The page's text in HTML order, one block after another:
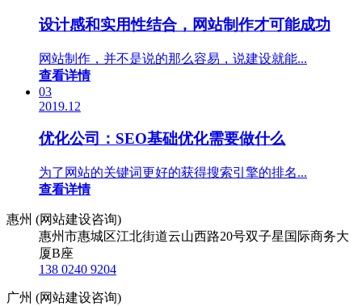
设计感和实用性结合，网站制作才可能成功
网站制作，并不是说的那么容易，说建设就能...
查看详情
03
2019.12
优化公司：SEO基础优化需要做什么
为了网站的关键词更好的获得搜索引擎的排名...
查看详情
惠州 (网站建设咨询)
惠州市惠城区江北街道云山西路20号双子星国际商务大
厦B座
138 0240 9204
广州 (网站建设咨询)